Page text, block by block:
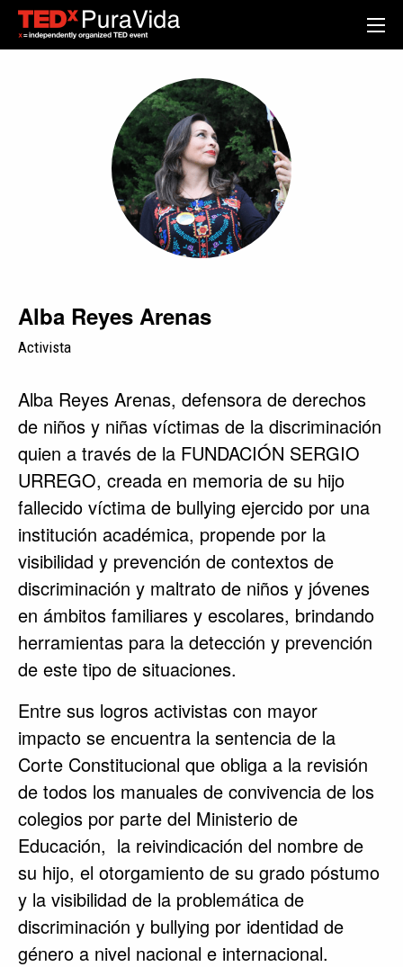
Alba Reyes Arenas
Activista
Alba Reyes Arenas, defensora de derechos
de niños y niñas víctimas de la discriminación
quien a través de la FUNDACIÓN SERGIO
URREGO, creada en memoria de su hijo
fallecido víctima de bullying ejercido por una
institución académica, propende por la
visibilidad y prevención de contextos de
discriminación y maltrato de niños y jóvenes
en ámbitos familiares y escolares, brindando
herramientas para la detección y prevención
de este tipo de situaciones.
Entre sus logros activistas con mayor
impacto se encuentra la sentencia de la
Corte Constitucional que obliga a la revisión
de todos los manuales de convivencia de los
colegios por parte del Ministerio de
Educación, la reivindicación del nombre de
su hijo, el otorgamiento de su grado póstumo
y la visibilidad de la problemática de
discriminación y bullying por identidad de
género a nivel nacional e internacional.